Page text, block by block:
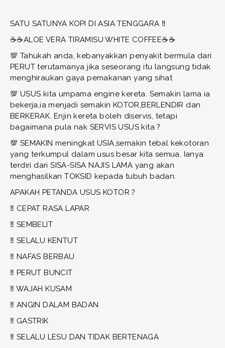
SATU SATUNYA KOPI DI ASIA TENGGARA ‼️
☕️☕️ALOE VERA TIRAMISU WHITE COFFEE☕️☕️
💯 Tahukah anda, kebanyakkan penyakit bermula dari
PERUT terutamanya jika seseorang itu langsung tidak
menghiraukan gaya pemakanan yang sihat
💯 USUS kita umpama engine kereta. Semakin lama ia
bekerja,ia menjadi semakin KOTOR,BERLENDIR dan
BERKERAK. Enjin kereta boleh diservis, tetapi
bagaimana pula nak SERVIS USUS kita ?
💯 SEMAKIN meningkat USIA,semakin tebal kekotoran
yang terkumpul dalam usus besar kita semua. Ianya
terdiri dari SISA-SISA NAJIS LAMA yang akan
menghasilkan TOKSID kepada tubuh badan.
APAKAH PETANDA USUS KOTOR ?
‼️ CEPAT RASA LAPAR
‼️ SEMBELIT
‼️ SELALU KENTUT
‼️ NAFAS BERBAU
‼️ PERUT BUNCIT
‼️ WAJAH KUSAM
‼️ ANGIN DALAM BADAN
‼️ GASTRIK
‼️ SELALU LESU DAN TIDAK BERTENAGA